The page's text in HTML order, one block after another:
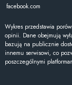
facebook.com
Wykres przedstawia
opinii. Dane obejmują
bazują na publicznie
innemu serwisowi, co
poszczególnymi